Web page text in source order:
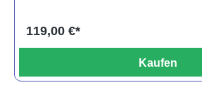
119,00 €*
Kaufen